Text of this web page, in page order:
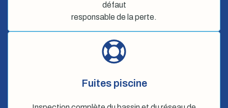
défaut
responsable de la perte.
Fuites piscine